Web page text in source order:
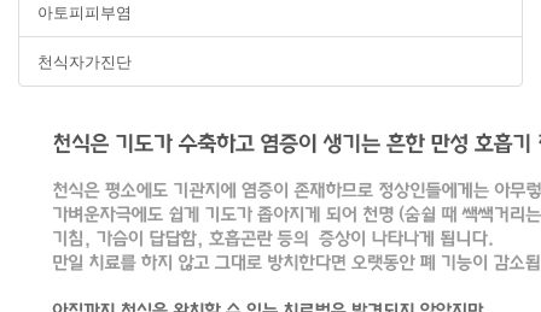
아토피피부염
천식자가진단